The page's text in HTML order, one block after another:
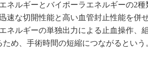
インダストリー4.0
イノベーション
製造業ビッグデータ
ルギーとバイポーラエネルギーの2種
速な切開性能と高い血管封止性能を併
ネルギーの単独出力による止血操作、
め、手術時間の短縮につながるという